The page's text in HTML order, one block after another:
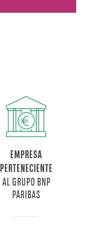
EMPRESA
PERTENECIENTE
AL GRUPO BNP
PARIBAS